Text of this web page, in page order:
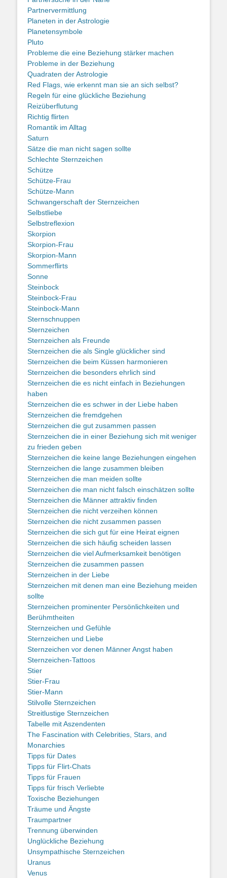
Partnervermittlung
Planeten in der Astrologie
Planetensymbole
Pluto
Probleme die eine Beziehung stärker machen
Probleme in der Beziehung
Quadraten der Astrologie
Red Flags, wie erkennt man sie an sich selbst?
Regeln für eine glückliche Beziehung
Reizüberflutung
Richtig flirten
Romantik im Alltag
Saturn
Sätze die man nicht sagen sollte
Schlechte Sternzeichen
Schütze
Schütze-Frau
Schütze-Mann
Schwangerschaft der Sternzeichen
Selbstliebe
Selbstreflexion
Skorpion
Skorpion-Frau
Skorpion-Mann
Sommerflirts
Sonne
Steinbock
Steinbock-Frau
Steinbock-Mann
Sternschnuppen
Sternzeichen
Sternzeichen als Freunde
Sternzeichen die als Single glücklicher sind
Sternzeichen die beim Küssen harmonieren
Sternzeichen die besonders ehrlich sind
Sternzeichen die es nicht einfach in Beziehungen
haben
Sternzeichen die es schwer in der Liebe haben
Sternzeichen die fremdgehen
Sternzeichen die gut zusammen passen
Sternzeichen die in einer Beziehung sich mit weniger
zu frieden geben
Sternzeichen die keine lange Beziehungen eingehen
Sternzeichen die lange zusammen bleiben
Sternzeichen die man meiden sollte
Sternzeichen die man nicht falsch einschätzen sollte
Sternzeichen die Männer attraktiv finden
Sternzeichen die nicht verzeihen können
Sternzeichen die nicht zusammen passen
Sternzeichen die sich gut für eine Heirat eignen
Sternzeichen die sich häufig scheiden lassen
Sternzeichen die viel Aufmerksamkeit benötigen
Sternzeichen die zusammen passen
Sternzeichen in der Liebe
Sternzeichen mit denen man eine Beziehung meiden
sollte
Sternzeichen prominenter Persönlichkeiten und
Berühmtheiten
Sternzeichen und Gefühle
Sternzeichen und Liebe
Sternzeichen vor denen Männer Angst haben
Sternzeichen-Tattoos
Stier
Stier-Frau
Stier-Mann
Stilvolle Sternzeichen
Streitlustige Sternzeichen
Tabelle mit Aszendenten
The Fascination with Celebrities, Stars, and
Monarchies
Tipps für Dates
Tipps für Flirt-Chats
Tipps für Frauen
Tipps für frisch Verliebte
Toxische Beziehungen
Träume und Ängste
Traumpartner
Trennung überwinden
Unglückliche Beziehung
Unsympathische Sternzeichen
Uranus
Venus